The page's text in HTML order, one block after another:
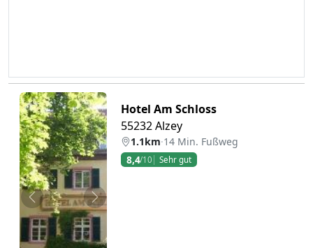
Zurück Weiter
Hotel Am Schloss
55232 Alzey
1.1km·14 Min. Fußweg
8,4/10 Sehr gut